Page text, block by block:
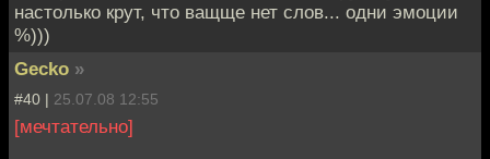
настолько крут, что ващще нет слов... одни эмоции
%)))
Gecko »
#40 | 25.07.08 12:55
[мечтательно]